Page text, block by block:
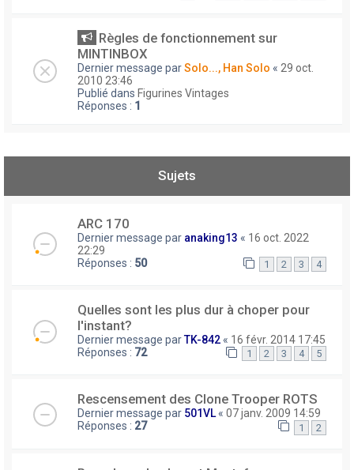
Règles de fonctionnement sur
MINTINBOX
Dernier message parSolo..., Han Solo « 29 oct.
2010 23:46
Publié dans Figurines Vintages
Réponses : 1
Sujets
ARC 170
Dernier message par anaking13 « 16 oct. 2022
22:29
Réponses : 50 1 2 3 4
Quelles sont les plus dur à choper pour
l'instant?
Dernier message parTK-842 « 16 févr. 2014 17:45
Réponses : 72 1 2 3 4 5
Rescensement des Clone Trooper ROTS
Dernier message par 501VL« 07 janv. 2009 14:59
Réponses : 27 1 2